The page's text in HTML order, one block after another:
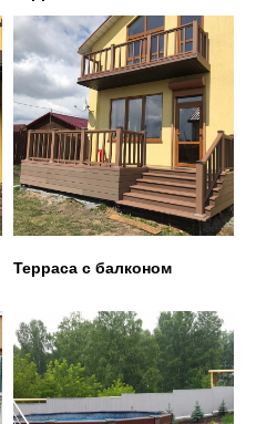
Терраса с балконом